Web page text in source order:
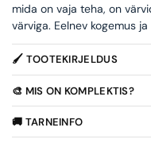
mida on vaja teha, on
värviga. Eelnev kogemus
🖌️ TOOTEKIRJELDUS
🎨 MIS ON KOMPLEKTIS?
🚚 TARNEINFO